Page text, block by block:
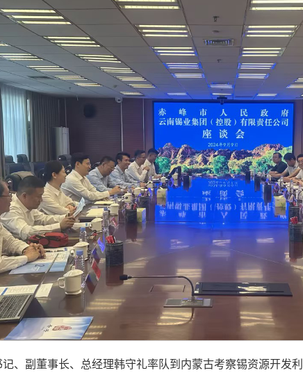
、副董事长、总经理韩守礼率队到内蒙古考察锡资源开发